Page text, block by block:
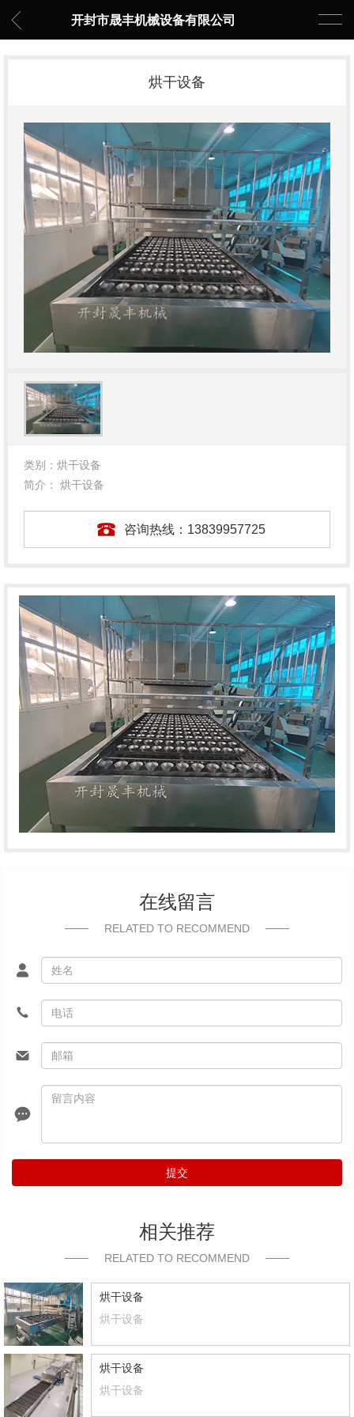
开封市晟丰机械设备有限公司
烘干设备
类别：烘干设备
简介： 烘干设备
咨询热线： 13839957725
在线留言
RELATED TO RECOMMEND
提交
相关推荐
RELATED TO RECOMMEND
烘干设备
烘干设备
烘干设备
烘干设备